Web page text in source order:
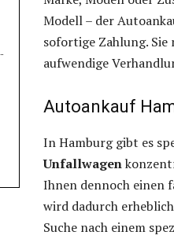
Modell – der
sofortige Zahlung. Sie
aufwendige
Autoankauf
In Hamburg gibt es
Unfallwagen
Ihnen dennoch einen
wird dadurch
Suche nach einem